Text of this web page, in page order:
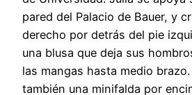
pared del Palacio de Bauer, y
derecho por detrás del pie
una blusa que deja sus
las mangas hasta medio
también una minifalda por